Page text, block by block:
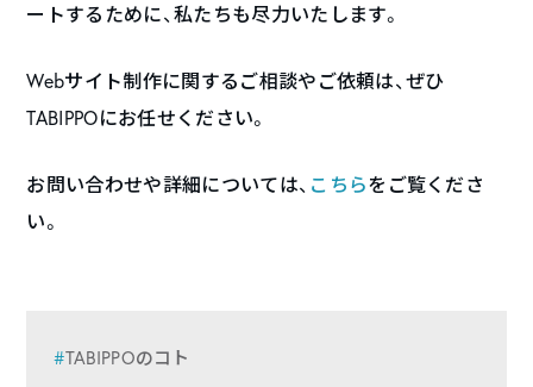
ートするために、私たちも尽力いたします。
Webサイト制作に関するご相談やご依頼は、ぜひ
TABIPPOにお任せください。
お問い合わせや詳細については、 こちらをご覧くださ
い。
TABIPPOのコト